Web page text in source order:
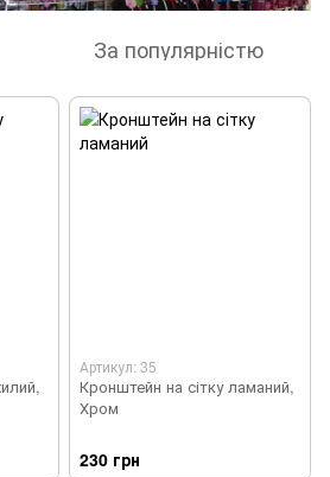
За популярністю
Артикул: 35
Кронштейн на сітку ламаний,
Хром
230 грн